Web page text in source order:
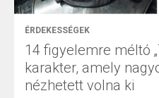
ÉRDEKESSÉGEK
14 figyelemre méltó
karakter, amely
nézhetett volna ki